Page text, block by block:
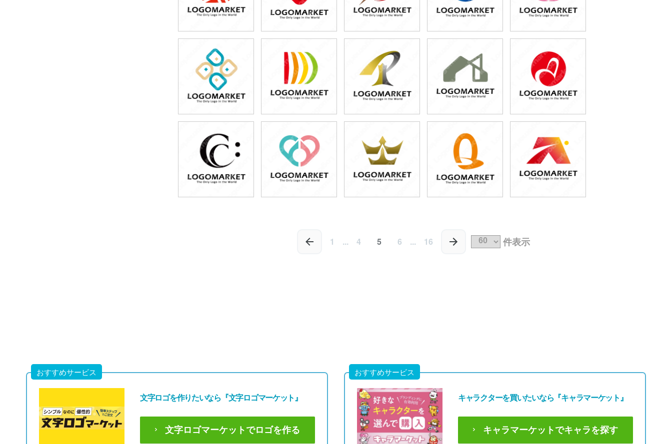
49,800円
(税込54,780円)
49,800円
(税込54,780円)
49,800円
(税込54,780円)
49,800円
(税込54,780円)
49,800円
(税込54,780円)
49,800円
(税込54,780円)
49,800円
(税込54,780円)
49,800円
(税込54,780円)
49,800円
(税込54,780円)
49,800円
(税込54,780円)
1 ... 4 5 6 ... 16 件表示
おすすめサービス
文字ロゴを作りたいなら 『文字ロゴマーケット』
文字ロゴマーケットでロゴを作る
おすすめサービス
キャラクターを買いたいなら 『キャラマーケット』
キャラマーケットでキャラを探す